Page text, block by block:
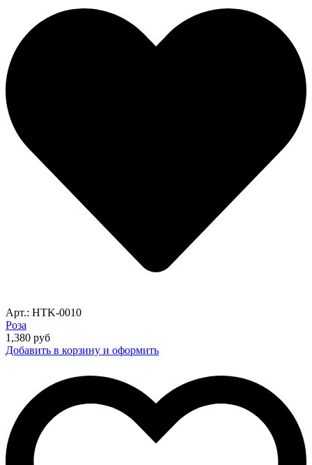
Арт.: HTK-0010
Роза
1,380 руб
Добавить в корзину и оформить